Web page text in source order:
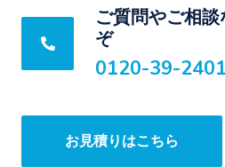
ご質問やご相
ぞ
0120-39-2401
お見積りはこちら